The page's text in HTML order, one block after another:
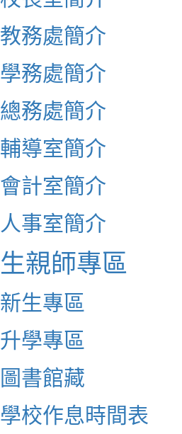
教務處簡介
學務處簡介
總務處簡介
輔導室簡介
會計室簡介
人事室簡介
生親師專區
新生專區
升學專區
圖書館藏
學校作息時間表